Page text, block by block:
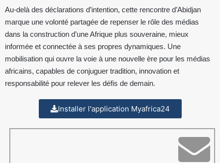
Au-delà des déclarations d’intention, cette rencontre d’Abidjan
marque une volonté partagée de repenser le rôle des médias
dans la construction d’une Afrique plus souveraine, mieux
informée et connectée à ses propres dynamiques. Une
mobilisation qui ouvre la voie à une nouvelle ère pour les médias
africains, capables de conjuguer tradition, innovation et
responsabilité pour relever les défis de demain.
Installer l'application Myafrica24